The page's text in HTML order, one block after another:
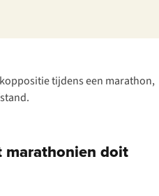
marathonien doit